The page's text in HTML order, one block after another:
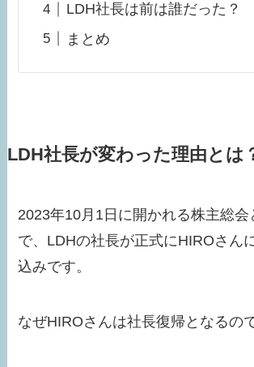
LDH社長は前は誰だった？
まとめ
LDH社長が変わった理由とは
2023年10月1日に開かれる株主総会
で、LDHの社長が正式にHIROさん
込みです。
なぜHIROさんは社長復帰となるの